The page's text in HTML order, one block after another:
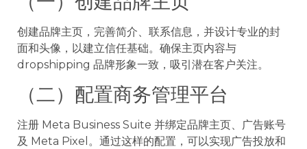
创建品牌主页，完善简介、联系信息，并设计专业的封
面和头像，以建立信任基础。确保主页内容与
dropshipping 品牌形象一致，吸引潜在客户关注。
（二）配置商务管理平台
注册 Meta Business Suite 并绑定品牌主页、广告账号
及 Meta Pixel。通过这样的配置，可以实现广告投放和